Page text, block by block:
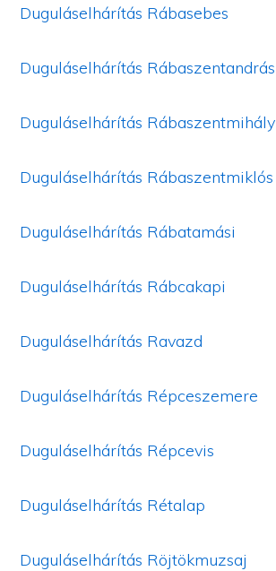
Duguláselhárítás Rábasebes
Duguláselhárítás Rábaszentandrás
Duguláselhárítás Rábaszentmihály
Duguláselhárítás Rábaszentmiklós
Duguláselhárítás Rábatamási
Duguláselhárítás Rábcakapi
Duguláselhárítás Ravazd
Duguláselhárítás Répceszemere
Duguláselhárítás Répcevis
Duguláselhárítás Rétalap
Duguláselhárítás Röjtökmuzsaj